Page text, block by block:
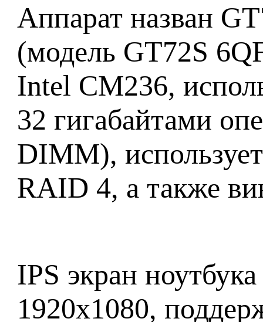
Аппарат назван
(модель GT72S
Intel CM236,
32 гигабайтами
DIMM),
RAID 4, а также
IPS экран
1920x1080,